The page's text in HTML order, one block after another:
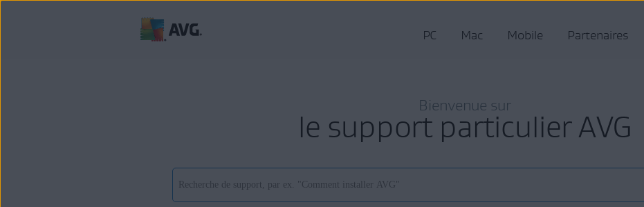
PC Mac Mobile Partenaires
Bienvenue sur
le support particulier AVG